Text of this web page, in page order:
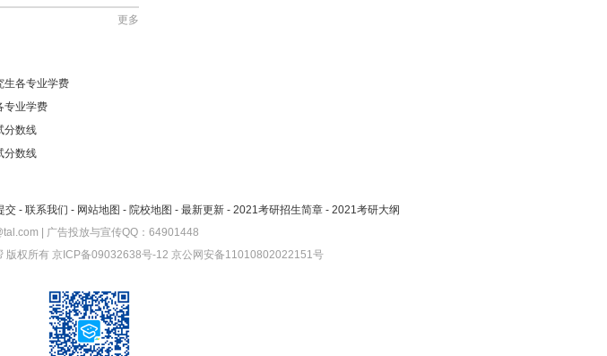
更多
生各专业学费
专业学费
分数线
分数线
交 - 联系我们 - 网站地图 - 院校地图 - 最新更新 - 2021考研招生简章 - 2021考研大纲
| 广告投放与宣传QQ：64901448
版权所有 京ICP备09032638号-12 京公网安备11010802022151号